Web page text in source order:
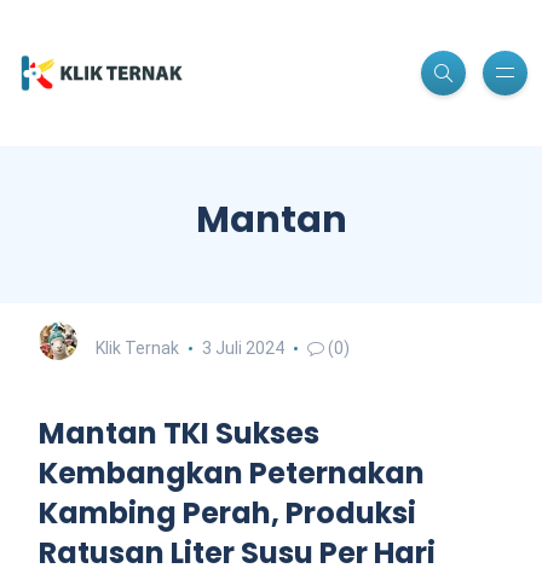
Mantan
Klik Ternak 3 Juli 2024 (0)
Mantan TKI Sukses
Kembangkan Peternakan
Kambing Perah, Produksi
Ratusan Liter Susu Per Hari